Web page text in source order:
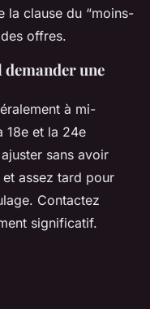
la clause du “moins-
offres.
une
à mi-
18e et la 24e
sans avoir
assez tard pour
Contactez
significatif.